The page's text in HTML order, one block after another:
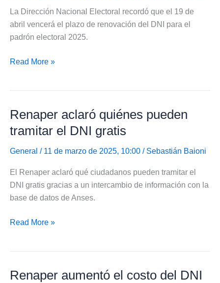
en
el
día
La Dirección Nacional Electoral recordó que el 19 de
abril vencerá el plazo de renovación del DNI para el
padrón electoral 2025.
Vence
del
DNI
para
el
electoral
2025
Read More »
Renaper aclaró quiénes pueden
tramitar el DNI gratis
General / 11 de marzo de 2025, 10:00 / Sebastián Baioni
El Renaper aclaró qué ciudadanos pueden tramitar el
DNI gratis gracias a un intercambio de información con la
base de datos de Anses.
Renaper
tramitar
Read More »
Renaper aumentó el costo del DNI